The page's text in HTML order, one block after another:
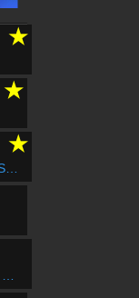
★
★
★